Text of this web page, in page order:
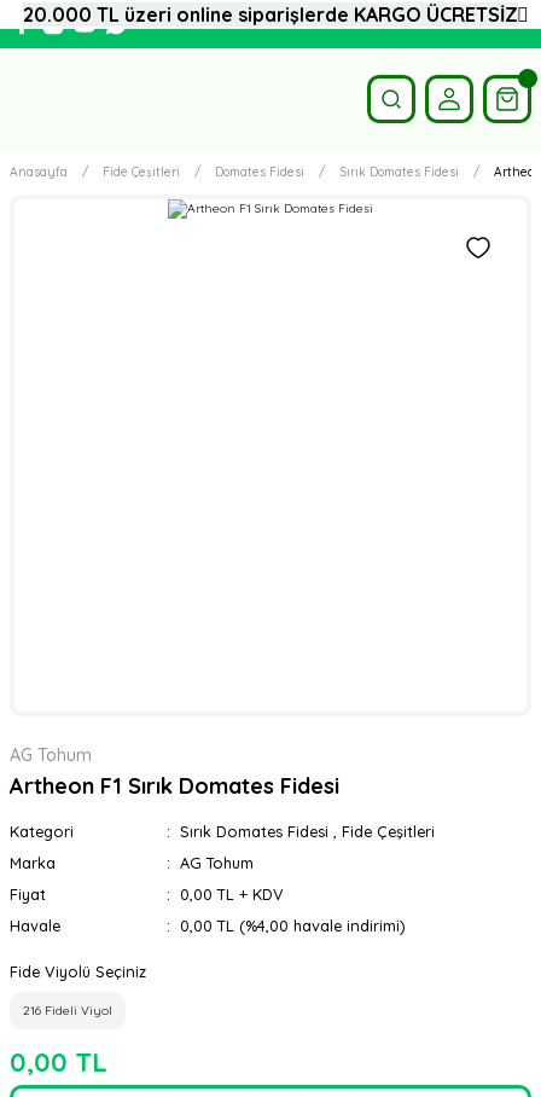
Anasayfa Fide Çeşitleri Domates Fidesi Sırık Domates Fidesi Artheon
AG Tohum
Artheon F1 Sırık Domates Fidesi
Kategori Sırık Domates Fidesi
Fide Çeşitleri
Marka
AG Tohum
Fiyat
0,00 TL + KDV
Havale
0,00 TL (%4,00 havale indirimi)
Fide Viyolü Seçiniz
216 Fideli Viyol
0,00 TL
20.000 TL üzeri online siparişlerde KARGO ÜCRETSİZ